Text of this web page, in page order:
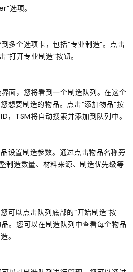
选项。
多个选项卡，包括“专业制造”。点击
“打开专业制造”按钮。
面，您将看到一个制造队列。在这个
想要制造的物品。点击“添加物品”按
，TSM将自动搜索并添加到队列中。
设置制造参数。通过点击物品名称旁
制造数量、材料来源、制造优先级等
可以点击队列底部的“开始制造”按
。您可以在制造队列中查看每个物品
。